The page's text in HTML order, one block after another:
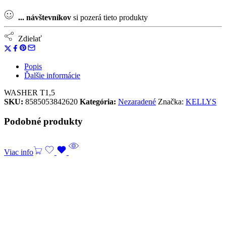
... návštevníkov si pozerá tieto produkty
Zdielať
Popis
Ďalšie informácie
WASHER T1,5
SKU: 8585053842620 Kategória: Nezaradené Značka: KELLYS
Podobné produkty
Viac info